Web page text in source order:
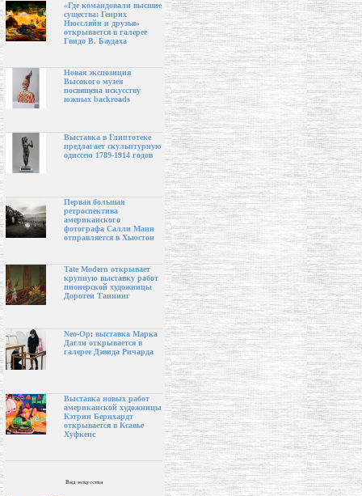
«Где командовали высшие
существа: Генрих
Нюссляйн и друзья»
открывается в галерее
Гвидо В. Баудаха
Новая экспозиция
Высокого музея
посвящена искусству
южных backroads
Выставка в Глиптотеке
предлагает скульптурную
одиссею 1789-1914 годов
Первая большая
ретроспектива
американского
фотографа Салли Манн
отправляется в Хьюстон
Tate Modern открывает
крупную выставку работ
пионерской художницы
Доротеи Таннинг
Neo-Op: выставка Марка
Дагли открывается в
галерее Дэвида Ричарда
Выставка новых работ
американской художницы
Кэтрин Бернхардт
открывается в Ксавье
Хуфкенс
Вид искусства